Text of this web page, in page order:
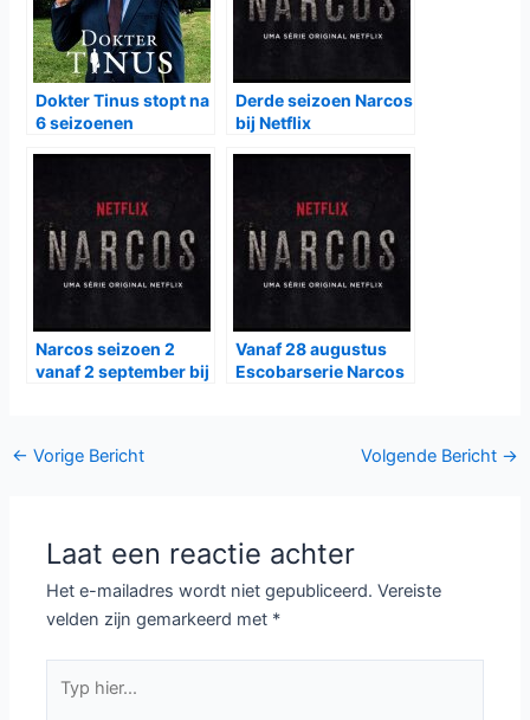
Dokter Tinus stopt na
6 seizoenen
Derde seizoen Narcos
bij Netflix
Narcos seizoen 2
vanaf 2 september bij
Vanaf 28 augustus
Escobarserie Narcos
Bericht
← Vorige Bericht Volgende Bericht →
Laat een reactie achter
Het e-mailadres wordt niet gepubliceerd. Vereiste
velden zijn gemarkeerd met *
hier...